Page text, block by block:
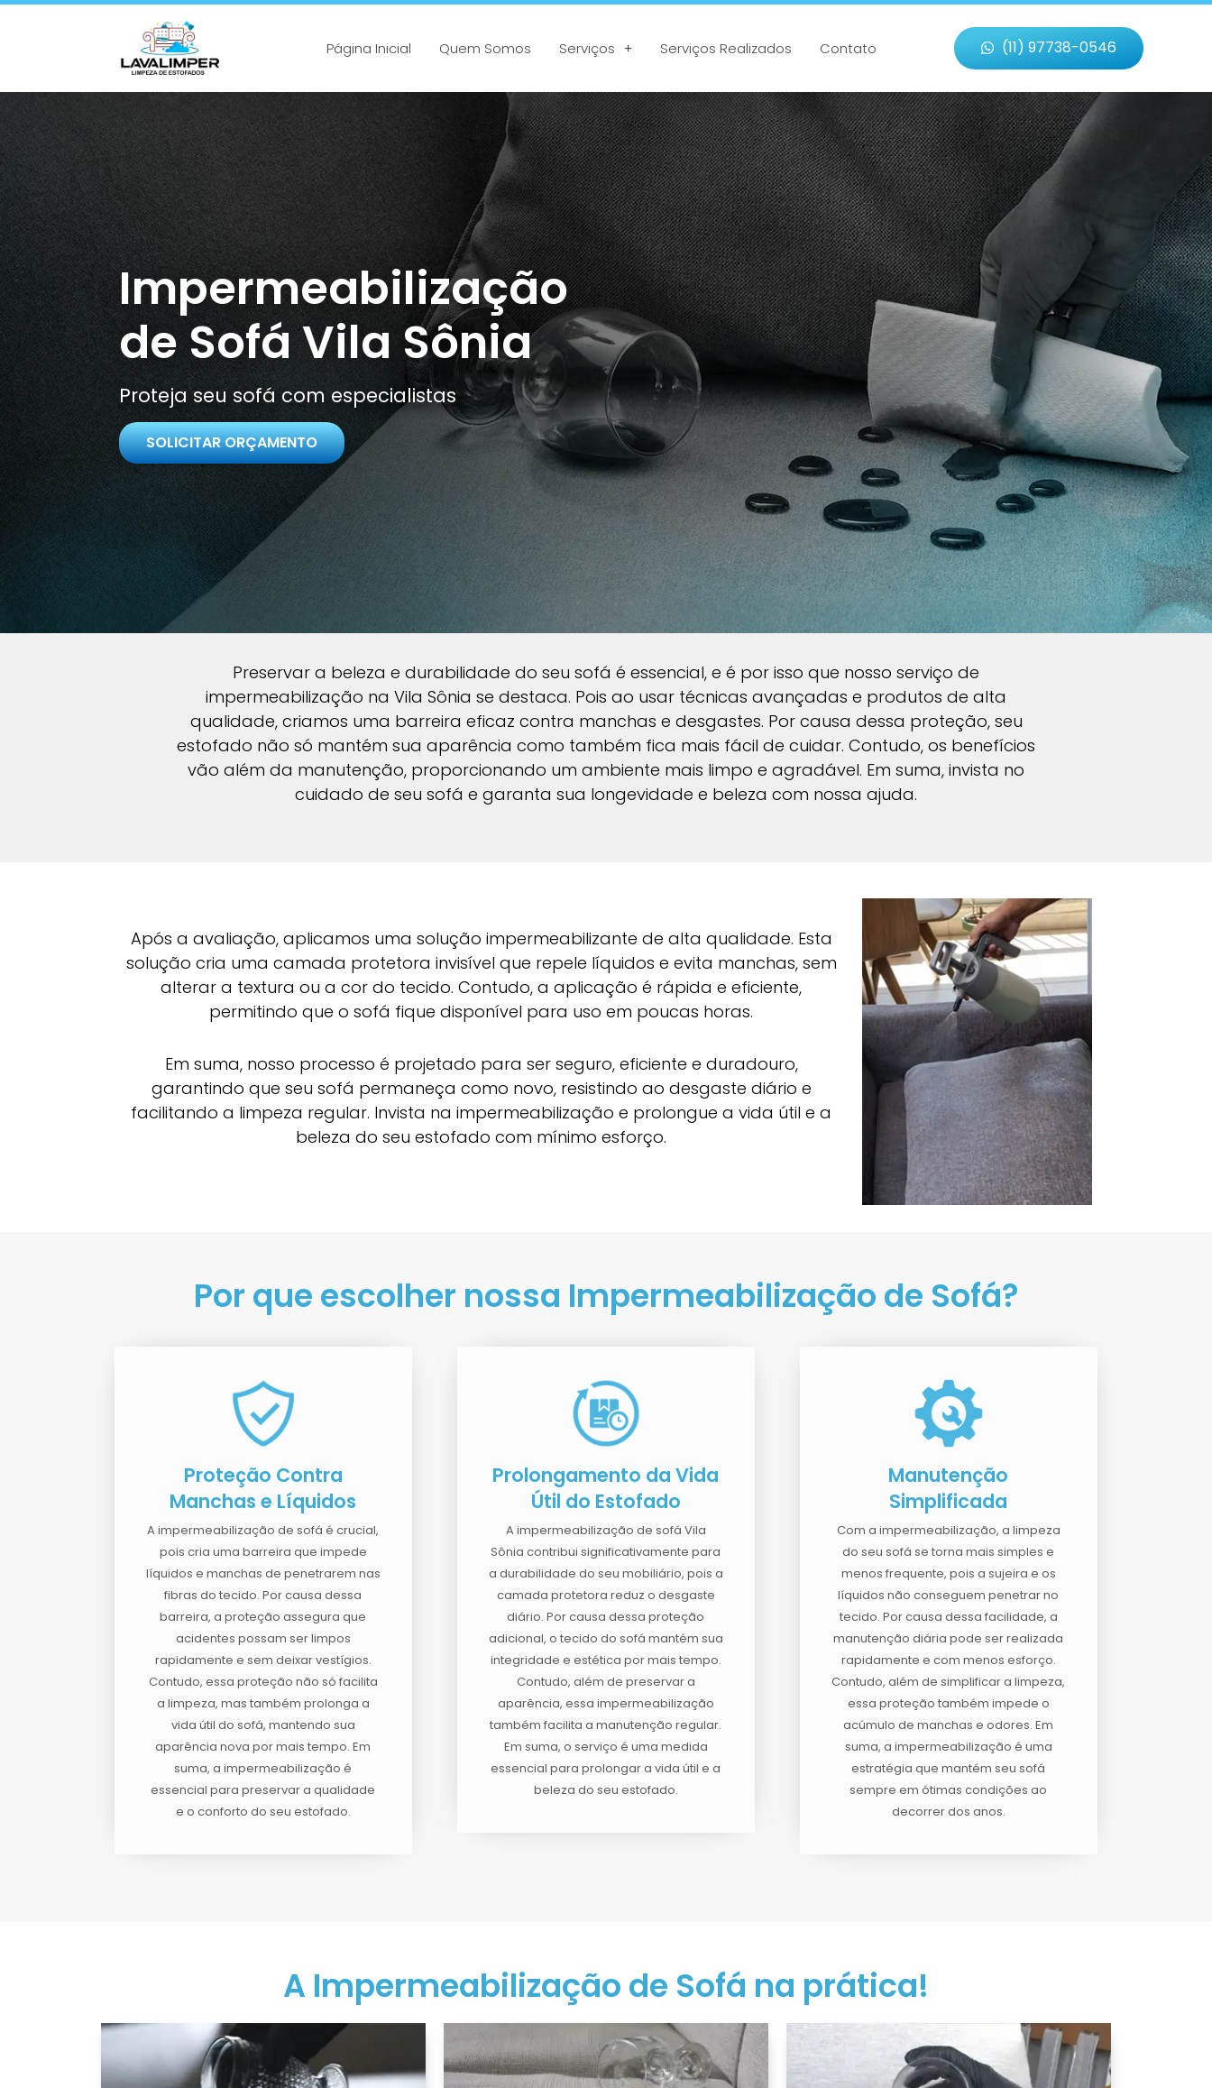
Página Inicial Quem Somos Serviços Serviços Realizados Contato (11) 97738-0546
Impermeabilização
de Sofá Vila Sônia
Proteja seu sofá com especialistas
SOLICITAR ORÇAMENTO
Preservar a beleza e durabilidade do seu sofá é essencial, e é por isso que nosso serviço de
impermeabilização na Vila Sônia se destaca. Pois ao usar técnicas avançadas e produtos de alta
qualidade, criamos uma barreira eficaz contra manchas e desgastes. Por causa dessa proteção, seu
estofado não só mantém sua aparência como também fica mais fácil de cuidar. Contudo, os benefícios
vão além da manutenção, proporcionando um ambiente mais limpo e agradável. Em suma, invista no
cuidado de seu sofá e garanta sua longevidade e beleza com nossa ajuda.
Após a avaliação, aplicamos uma solução impermeabilizante de alta qualidade. Esta
solução cria uma camada protetora invisível que repele líquidos e evita manchas, sem
alterar a textura ou a cor do tecido. Contudo, a aplicação é rápida e eficiente,
permitindo que o sofá fique disponível para uso em poucas horas.
Em suma, nosso processo é projetado para ser seguro, eficiente e duradouro,
garantindo que seu sofá permaneça como novo, resistindo ao desgaste diário e
facilitando a limpeza regular. Invista na impermeabilização e prolongue a vida útil e a
beleza do seu estofado com mínimo esforço.
Por que escolher nossa Impermeabilização de Sofá?
Proteção Contra
Manchas e Líquidos
A impermeabilização de sofá é crucial,
pois cria uma barreira que impede
líquidos e manchas de penetrarem nas
fibras do tecido. Por causa dessa
barreira, a proteção assegura que
acidentes possam ser limpos
rapidamente e sem deixar vestígios.
Contudo, essa proteção não só facilita
a limpeza, mas também prolonga a
vida útil do sofá, mantendo sua
aparência nova por mais tempo. Em
suma, a impermeabilização é
essencial para preservar a qualidade
e o conforto do seu estofado.
Prolongamento da Vida
Útil do Estofado
A impermeabilização de sofá Vila
Sônia contribui significativamente para
a durabilidade do seu mobiliário, pois a
camada protetora reduz o desgaste
diário. Por causa dessa proteção
adicional, o tecido do sofá mantém sua
integridade e estética por mais tempo.
Contudo, além de preservar a
aparência, essa impermeabilização
também facilita a manutenção regular.
Em suma, o serviço é uma medida
essencial para prolongar a vida útil e a
beleza do seu estofado.
Manutenção
Simplificada
Com a impermeabilização, a limpeza
do seu sofá se torna mais simples e
menos frequente, pois a sujeira e os
líquidos não conseguem penetrar no
tecido. Por causa dessa facilidade, a
manutenção diária pode ser realizada
rapidamente e com menos esforço.
Contudo, além de simplificar a limpeza,
essa proteção também impede o
acúmulo de manchas e odores. Em
suma, a impermeabilização é uma
estratégia que mantém seu sofá
sempre em ótimas condições ao
decorrer dos anos.
A Impermeabilização de Sofá na prática!